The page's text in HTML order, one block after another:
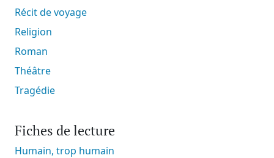
Récit de voyage
Religion
Roman
Théâtre
Tragédie
Fiches de lecture
Humain, trop humain